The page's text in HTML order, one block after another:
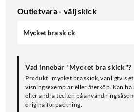
Outletvara - välj skick
Mycket bra skick
Vad innebär "Mycket bra skick"?
Produkt i mycket bra skick, vanligtvis
visningsexemplar eller återköp. Kan
eller andra tecken på användning
originalförpackning.